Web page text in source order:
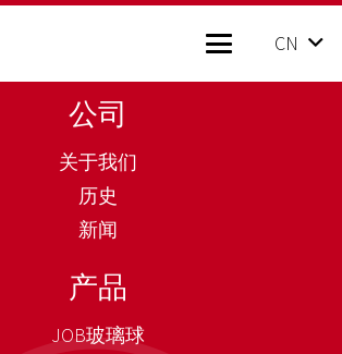
CN
公司
关于我们
历史
新闻
产品
JOB玻璃球